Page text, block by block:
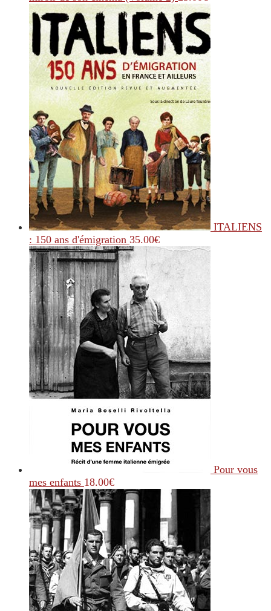
ITALIENS
: 150 ans d'émigration 35.00€
Pour vous
mes enfants 18.00€